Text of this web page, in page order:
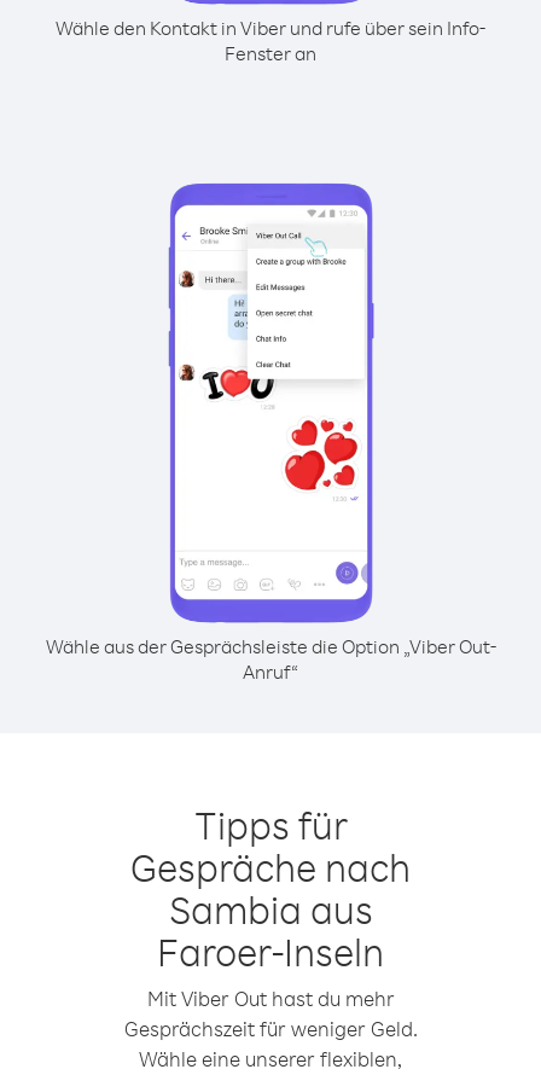
Wähle den Kontakt in Viber und rufe über sein Info-
Fenster an
Wähle aus der Gesprächsleiste die Option „Viber Out-
Anruf“
Tipps für
Gespräche nach
Sambia aus
Faroer-Inseln
Mit Viber Out hast du mehr
Gesprächszeit für weniger Geld.
Wähle eine unserer flexiblen,